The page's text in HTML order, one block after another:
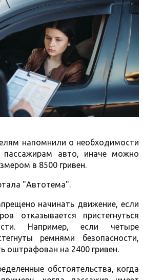
напомнили о необходимости
пассажирам авто, иначе можно
в 8500 гривен.
"Автотема".
начинать движение, если
отказывается пристегнуться
Например, если четыре
ремнями безопасности,
оштрафован на 2400 гривен.
обстоятельства, когда